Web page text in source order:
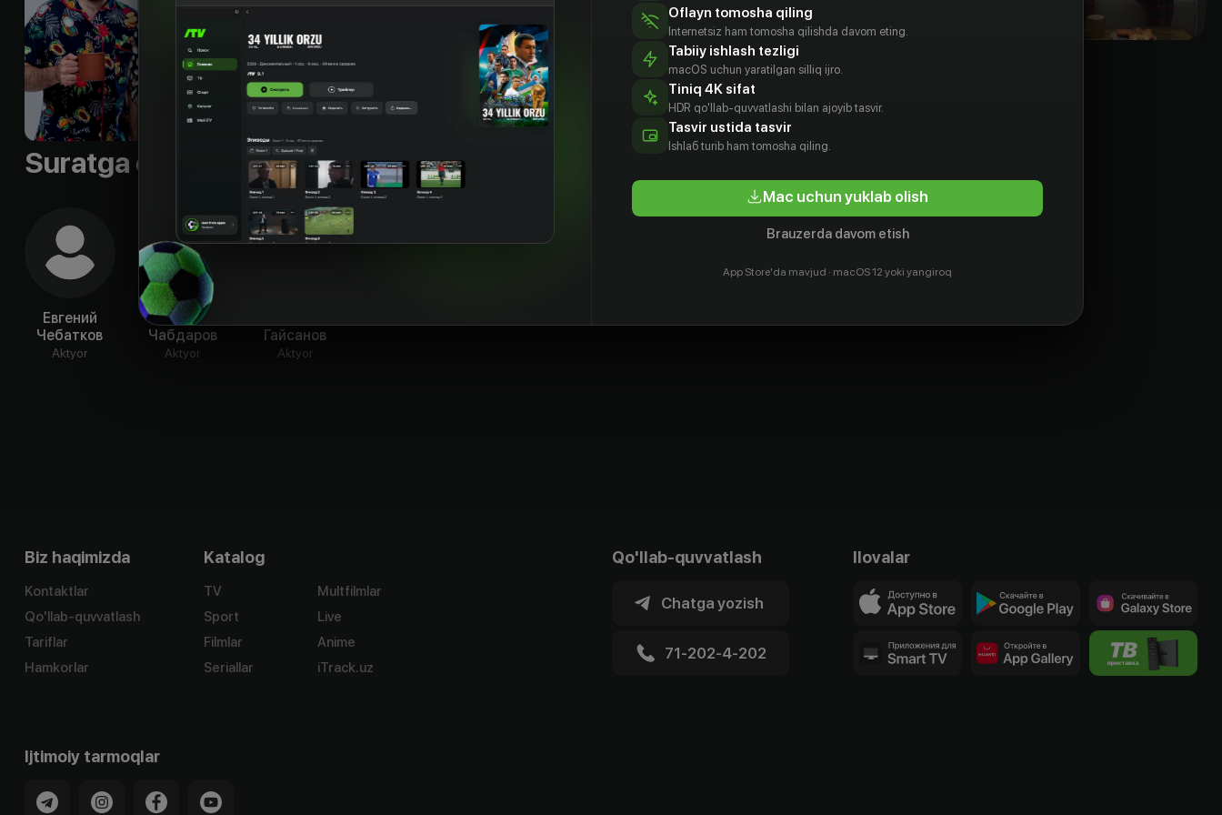
Suratga olish guruhi
Евгений
Чебатков
Aktyor
Расул
Чабдаров
Aktyor
Гайсанов
Aktyor
Biz haqimizda
Kontaktlar
Qo'llab-quvvatlash
Tariflar
Hamkorlar
Katalog
TV
Sport
Filmlar
Seriallar
Multfilmlar
Live
Anime
iTrack.uz
Qo'llab-quvvatlash
Chatga yozish
71-202-4-202
Ilovalar
Ijtimoiy tarmoqlar
Oflayn tomosha qiling
Internetsiz ham tomosha qilishda davom eting.
Tabiiy ishlash tezligi
macOS uchun yaratilgan silliq ijro.
Tiniq 4K sifat
HDR qo'llab-quvvatlashi bilan ajoyib tasvir.
Tasvir ustida tasvir
Ishlаб turib ham tomosha qiling.
Mac uchun yuklab olish
Brauzerda davom etish
App Store'da mavjud · macOS 12 yoki yangiroq